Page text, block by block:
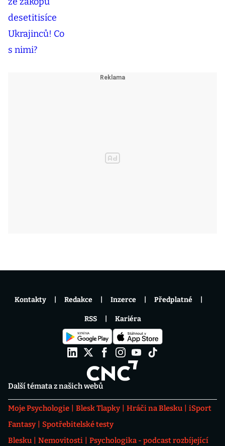
Další témata z našich webů
Moje Psychologie Blesk Tlapky Hráči na Blesku
iSport
Fantasy
Spotřebitelské testy
Blesku
Nemovitosti
Psychologika - podcast rozbíjející
Kontakty Redakce Inzerce Předplatné
RSS Kariéra